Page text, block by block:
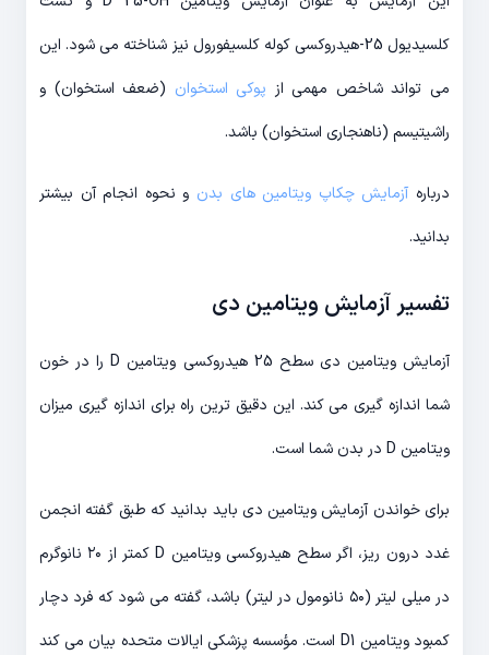
کلسیدیول 25-هیدروکسی کوله کلسیفورول نیز شناخته می شود. این
می تواند شاخص مهمی از پوکی استخوان (ضعف استخوان) و
راشیتیسم (ناهنجاری استخوان) باشد.
درباره آزمایش چکاپ ویتامین‌ های بدن و نحوه انجام آن بیشتر
بدانید.
تفسیر آزمایش ویتامین دی
آزمایش ویتامین دی سطح 25 هیدروکسی ویتامین D را در خون
شما اندازه گیری می کند. این دقیق ترین راه برای اندازه گیری میزان
ویتامین D در بدن شما است.
برای خواندن آزمایش ویتامین دی باید بدانید که طبق گفته انجمن
غدد درون ریز، اگر سطح هیدروکسی ویتامین D کمتر از ۲۰ نانوگرم
در میلی لیتر (۵۰ نانومول در لیتر) باشد، گفته می شود که فرد دچار
کمبود ویتامین D1 است. مؤسسه پزشکی ایالات متحده بیان می کند